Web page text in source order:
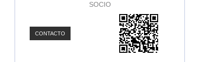
SOCIO
CONTACTO